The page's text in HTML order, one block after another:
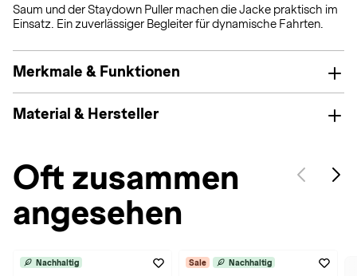
Saum und der Staydown Puller machen die Jacke praktisch im
Einsatz. Ein zuverlässiger Begleiter für dynamische Fahrten.
Merkmale & Funktionen
Material & Hersteller
Oft zusammen
angesehen
Nachhaltig Sale Nachhaltig